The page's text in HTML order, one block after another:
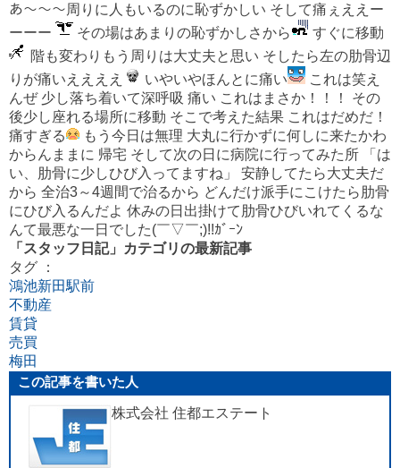
あ～～～周りに人もいるのに恥ずかしい そして痛ぇええー
ーーー
その場はあまりの恥ずかしさから
すぐに移動
階も変わりもう周りは大丈夫と思い そしたら左の肋骨辺
りが痛いええええ
いやいやほんとに痛い
これは笑え
んぜ 少し落ち着いて深呼吸 痛い これはまさか！！！ その
後少し座れる場所に移動 そこで考えた結果 これはだめだ！
痛すぎる
もう今日は無理 大丸に行かずに何しに来たかわ
からんままに 帰宅 そして次の日に病院に行ってみた所 「は
い、肋骨に少しひび入ってますね」 安静してたら大丈夫だ
から 全治3～4週間で治るから どんだけ派手にこけたら肋骨
にひび入るんだよ 休みの日出掛けて肋骨ひびいれてくるな
んて最悪な一日でした(￣▽￣;)!!ｶﾞｰﾝ
「スタッフ日記」カテゴリの最新記事
タグ ：
鴻池新田駅前
不動産
賃貸
売買
梅田
この記事を書いた人
株式会社 住都エステート